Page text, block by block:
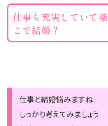
仕事も充実していて
こで結婚？
仕事と結婚悩みますね
しっかり考えてみましょう